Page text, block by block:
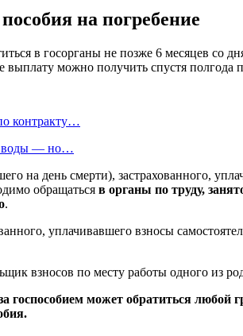
на погребение
в госорганы не позже 6 месяцев со
выплату можно получить спустя
контракту…
воды — но…
на день смерти), застрахованного,
обращаться в органы по труду,
.
уплачивавшего взносы
взносов по месту работы одного из
госпособием может обратиться любой